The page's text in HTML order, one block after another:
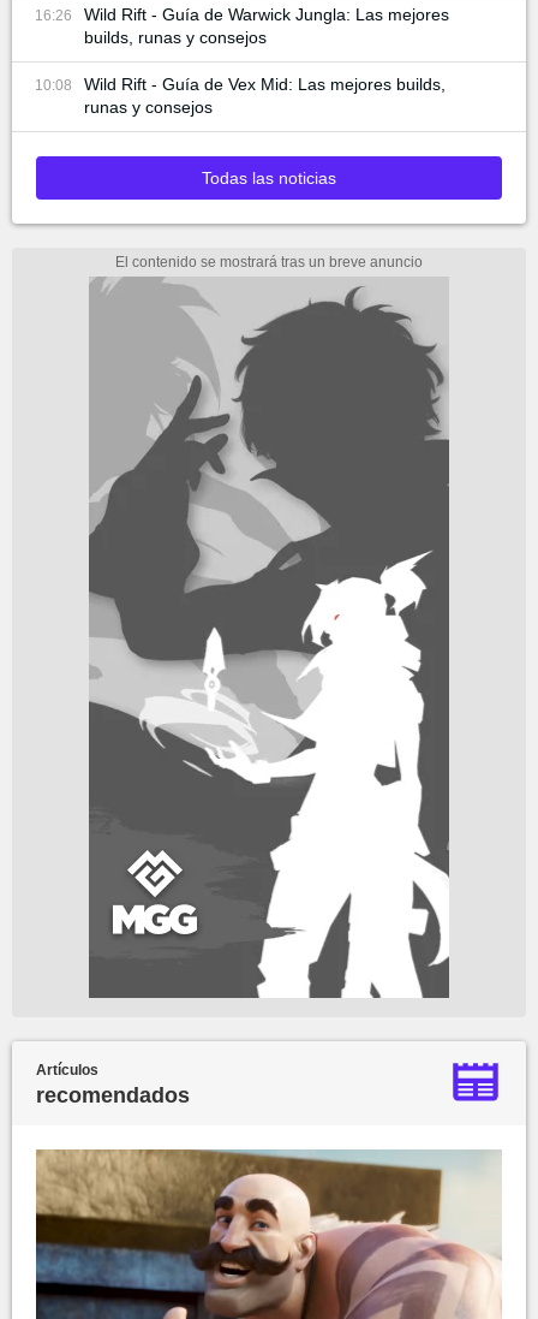
16:26
Wild Rift - Guía de Warwick Jungla: Las mejores
builds, runas y consejos
10:08
Wild Rift - Guía de Vex Mid: Las mejores builds,
runas y consejos
Todas las noticias
Artículos
recomendados